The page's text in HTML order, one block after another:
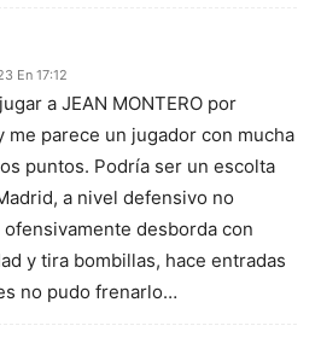
En 17:12
a JEAN MONTERO por
me parece un jugador con mucha
puntos. Podría ser un escolta
a nivel defensivo no
desborda con
y tira bombillas, hace entradas
no pudo frenarlo…